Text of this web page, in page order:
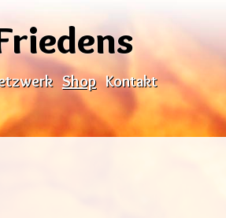
Shop Kontakt